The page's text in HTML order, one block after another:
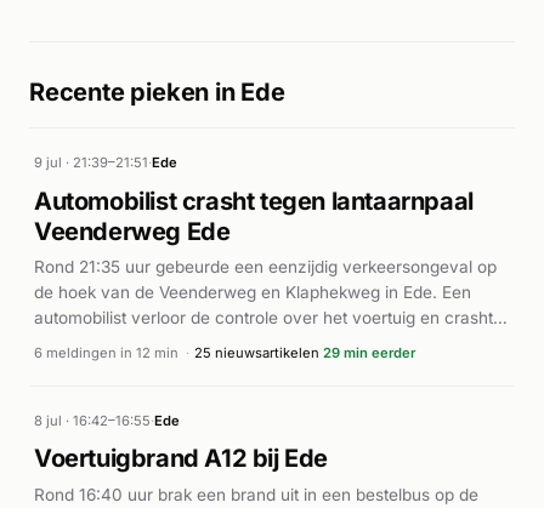
Recente pieken in Ede
9 jul · 21:39–21:51·Ede
Automobilist crasht tegen lantaarnpaal
Veenderweg Ede
Rond 21:35 uur gebeurde een eenzijdig verkeersongeval op
de hoek van de Veenderweg en Klaphekweg in Ede. Een
automobilist verloor de controle over het voertuig en crashte
tegen een lantaarnpaal. De politie en brandweer rukten met
details over het aantal slachtoffers en de ernst ervan
beperkt. De hulpdiensten hebben de situatie onder controle
gebracht. De exacte oorzaak van het eenzijdige ongeval is
niet bekend gemeld.
6 meldingen in 12 min · 25 nieuwsartikelen 29 min eerder
8 jul · 16:42–16:55·Ede
Voertuigbrand A12 bij Ede
Rond 16:40 uur brak een brand uit in een bestelbus op de